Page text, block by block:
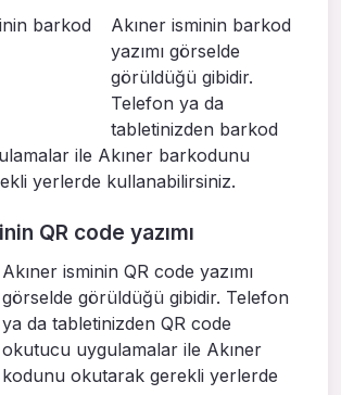
Akıner isminin barkod
yazımı görselde
görüldüğü gibidir.
Telefon ya da
tabletinizden barkod
ile Akıner barkodunu
yerlerde kullanabilirsiniz.
QR code yazımı
Akıner isminin QR code yazımı
görselde görüldüğü gibidir. Telefon
ya da tabletinizden QR code
okutucu uygulamalar ile Akıner
kodunu okutarak gerekli yerlerde